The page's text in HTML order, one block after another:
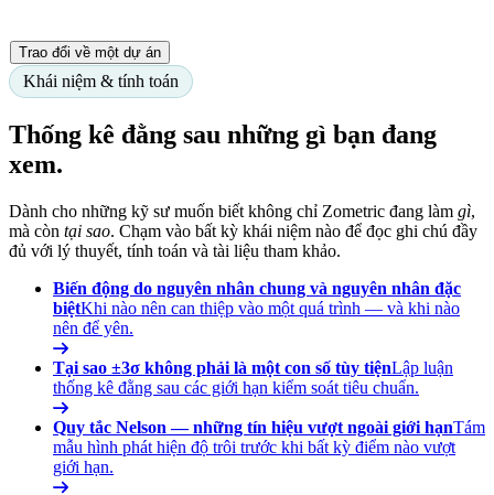
Trao đổi về một dự án
Khái niệm & tính toán
Thống kê đằng sau những gì bạn đang
xem.
Dành cho những kỹ sư muốn biết không chỉ Zometric đang làm gì,
mà còn tại sao. Chạm vào bất kỳ khái niệm nào để đọc ghi chú đầy
đủ với lý thuyết, tính toán và tài liệu tham khảo.
Biến động do nguyên nhân chung và nguyên nhân đặc
biệtKhi nào nên can thiệp vào một quá trình — và khi nào
nên để yên.
Tại sao ±3σ không phải là một con số tùy tiệnLập luận
thống kê đằng sau các giới hạn kiểm soát tiêu chuẩn.
Quy tắc Nelson — những tín hiệu vượt ngoài giới hạnTám
mẫu hình phát hiện độ trôi trước khi bất kỳ điểm nào vượt
giới hạn.